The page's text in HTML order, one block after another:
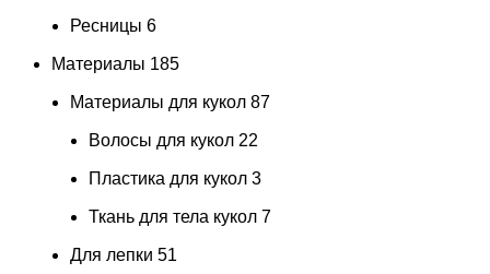
Ресницы 6
Материалы 185
Материалы для кукол 87
Волосы для кукол 22
Пластика для кукол 3
Ткань для тела кукол 7
Для лепки 51